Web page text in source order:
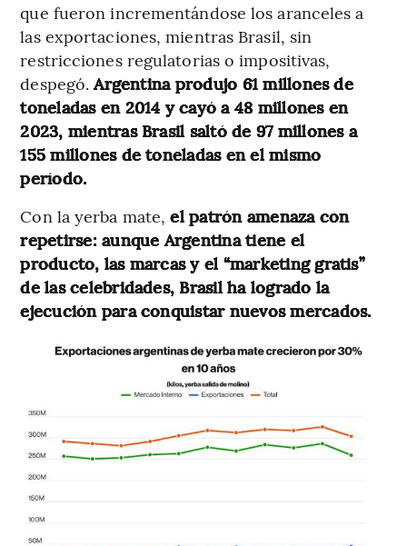
que fueron incrementándose los aranceles a
las exportaciones, mientras Brasil, sin
restricciones regulatorias o impositivas,
despegó.Argentina produjo 61 millones de
toneladas en 2014 y cayó a 48 millones en
2023, mientras Brasil saltó de 97 millones a
155 millones de toneladas en el mismo
período.
Con la yerba mate, el patrón amenaza con
repetirse: aunque Argentina tiene el
producto, las marcas y el “marketing gratis”
de las celebridades, Brasil ha logrado la
ejecución para conquistar nuevos mercados.